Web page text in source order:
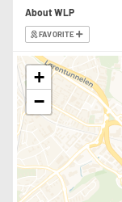
- Mulighet for ekstra
- Vi booker også 6h
gruppen
Totalt ca 16h padel
Boende & Transfer
Losji er inkludert på
minutter gangavstand
alle måltider. Du deler
alene velger vi hvem
andre så melder du
oppgradere til et bedre
About WLP
FAVORITE
+
−